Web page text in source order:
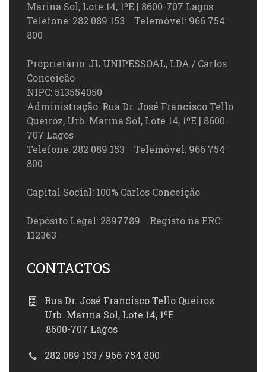
Marina Sol, Lote 14, 1ºE | 8600-707 Lagos
Telefone: 282 089 153 Telemóvel: 966 754
800
Proprietário: JL UNIPESSOAL, LDA / Carlos
Conceição
NIPC: 513554050
Administração: Rua Dr. José Francisco Tello
Queiroz, Urb. Marina Sol, Lote 14, 1ºE | 8600-
707 Lagos
Telefone: 282 089 153 Telemóvel: 966 754
800
Capital Social: 100% Carlos Conceição
Depósito Legal: 2897789 Registo na ERC:
112363
CONTACTOS
Rua Dr. José Francisco Tello Queiroz
Urb. Marina Sol, Lote 14, 1ºE
8600-707 Lagos
282 089 153 / 966 754 800